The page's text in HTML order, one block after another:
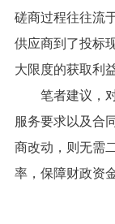
磋商过程往往流
供应商到了投标
大限度的获取利
笔者建议，对
服务要求以及合
商改动，则无需
率，保障财政资